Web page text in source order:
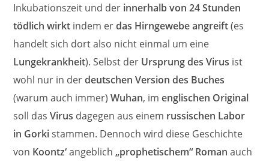
Inkubationszeit und der innerhalb von 24 Stunden
tödlich wirkt indem erdas Hirngewebe angreift(es
handelt sich dort also nicht einmal um eine
Lungekrankheit). Selbst der Ursprung des Virus ist
wohl nur in derdeutschen Version des Buches
(warum auch immer)Wuhan, imenglischen Original
soll dasVirus dagegen aus einem russischen Labor
in Gorkistammen. Dennoch wird diese Geschichte
von Koontz‘angeblich„prophetischem“ Roman auch